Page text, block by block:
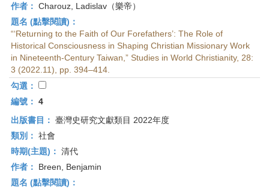
作者： Charouz, Ladislav（樂帝）
題名 (點擊閱讀)：
“‘Returning to the Faith of Our Forefathers’: The Role of
Historical Consciousness in Shaping Christian Missionary Work
in Nineteenth-Century Taiwan,” Studies in World Christianity, 28:
3 (2022.11), pp. 394–414.
勾選：
編號： 4
出版書目： 臺灣史研究文獻類目 2022年度
類別： 社會
時期(主題)： 清代
作者：
Breen, Benjamin
題名 (點擊閱讀)：